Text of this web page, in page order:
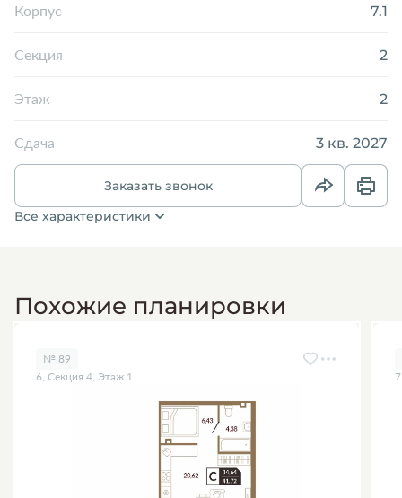
Корпус 7.1
Секция 2
Этаж 2
Сдача 3 кв. 2027
Заказать звонок
Все характеристики
Похожие планировки
№ 89
6, Секция 4, Этаж 1